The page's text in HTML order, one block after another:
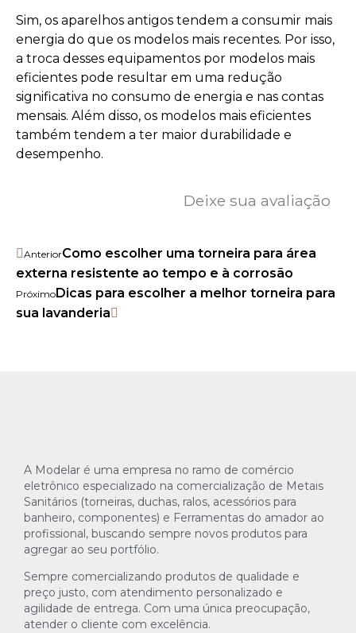
Sim, os aparelhos antigos tendem a consumir mais
energia do que os modelos mais recentes. Por isso,
a troca desses equipamentos por modelos mais
eficientes pode resultar em uma redução
significativa no consumo de energia e nas contas
mensais. Além disso, os modelos mais eficientes
também tendem a ter maior durabilidade e
desempenho.
Deixe sua avaliação
AnteriorComo escolher uma torneira para área
externa resistente ao tempo e à corrosão
PróximoDicas para escolher a melhor torneira para
sua lavanderia
A Modelar é uma empresa no ramo de comércio
eletrônico especializado na comercialização de Metais
Sanitários (torneiras, duchas, ralos, acessórios para
banheiro, componentes) e Ferramentas do amador ao
profissional, buscando sempre novos produtos para
agregar ao seu portfólio.
Sempre comercializando produtos de qualidade e
preço justo, com atendimento personalizado e
agilidade de entrega. Com uma única preocupação,
atender o cliente com excelência.